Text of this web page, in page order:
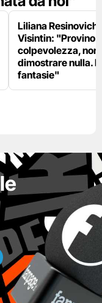
Liliana
Visintin: "Provino
colpevolezza, non
dimostrare nulla.
fantasie"